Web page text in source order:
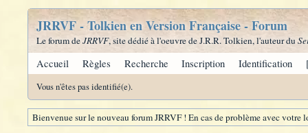
JRRVF - Tolkien en Version Française - Forum
Le forum deJRRVF, site dédié à l'oeuvre de J.R.R. Tolkien, l'auteur du
Accueil Règles Recherche Inscription Identification
Vous n'êtes pas identifié(e).
Bienvenue sur le nouveau forum JRRVF ! En cas de problème avec